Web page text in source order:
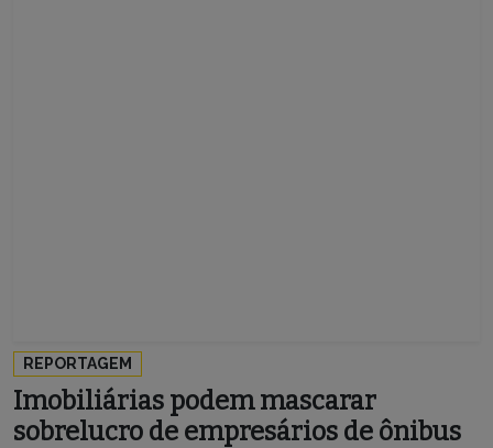
REPORTAGEM
Imobiliárias podem mascarar
sobrelucro de empresários de ônibus